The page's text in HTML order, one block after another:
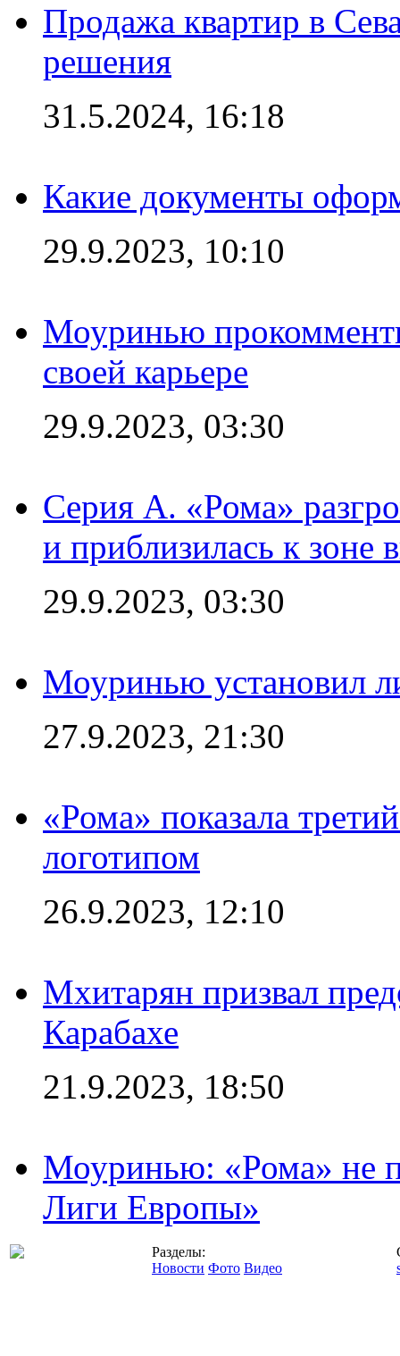
Продажа квартир в
решения
31.5.2024, 16:18
Какие документы
29.9.2023, 10:10
Моуринью
своей карьере
29.9.2023, 03:30
Серия А. «Рома»
и приблизилась к зоне
29.9.2023, 03:30
Моуринью установил
27.9.2023, 21:30
«Рома» показала
логотипом
26.9.2023, 12:10
Мхитарян призвал
Карабахе
21.9.2023, 18:50
Моуринью: «Рома» не
Лиги Европы»
Разделы:
Новости Фото Видео